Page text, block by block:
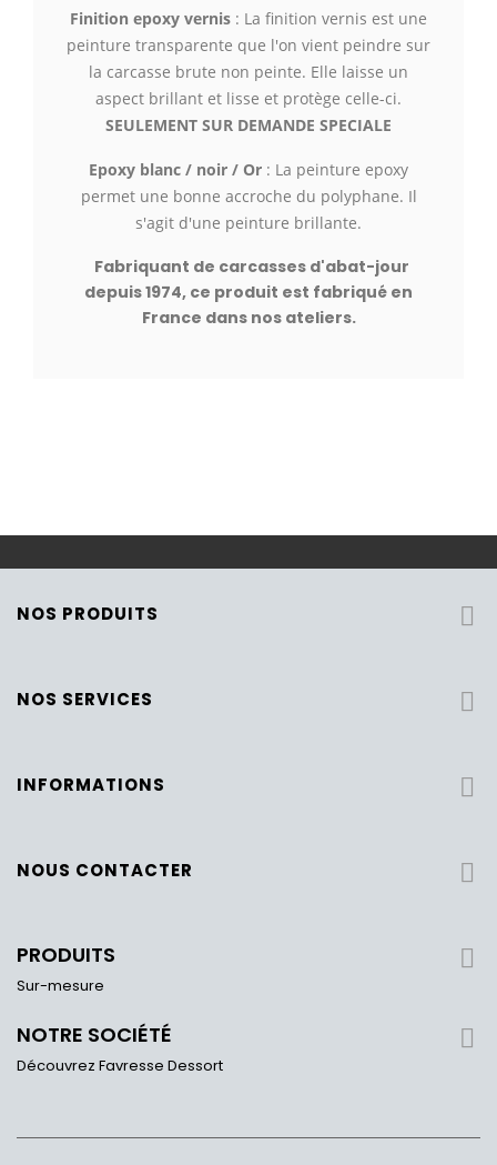
Finition epoxy vernis : La finition vernis est une
peinture transparente que l'on vient peindre sur
la carcasse brute non peinte. Elle laisse un
aspect brillant et lisse et protège celle-ci.
SEULEMENT SUR DEMANDE SPECIALE
Epoxy blanc / noir / Or : La peinture epoxy
permet une bonne accroche du polyphane. Il
s'agit d'une peinture brillante.
Fabriquant de carcasses d'abat-jour
depuis 1974, ce produit est fabriqué en
France dans nos ateliers.
NOS PRODUITS 
NOS SERVICES 
INFORMATIONS 
NOUS CONTACTER 
PRODUITS 
Sur-mesure
NOTRE SOCIÉTÉ 
Découvrez Favresse Dessort